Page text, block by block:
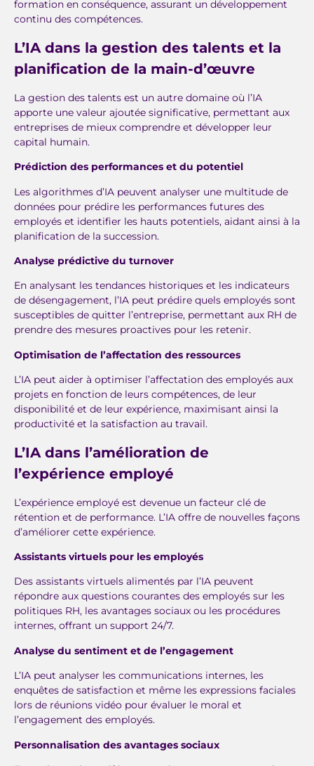
formation en conséquence, assurant un développement
continu des compétences.
L’IA dans la gestion des talents et la
planification de la main-d’œuvre
La gestion des talents est un autre domaine où l’IA
apporte une valeur ajoutée significative, permettant aux
entreprises de mieux comprendre et développer leur
capital humain.
Prédiction des performances et du potentiel
Les algorithmes d’IA peuvent analyser une multitude de
données pour prédire les performances futures des
employés et identifier les hauts potentiels, aidant ainsi à la
planification de la succession.
Analyse prédictive du turnover
En analysant les tendances historiques et les indicateurs
de désengagement, l’IA peut prédire quels employés sont
susceptibles de quitter l’entreprise, permettant aux RH de
prendre des mesures proactives pour les retenir.
Optimisation de l’affectation des ressources
L’IA peut aider à optimiser l’affectation des employés aux
projets en fonction de leurs compétences, de leur
disponibilité et de leur expérience, maximisant ainsi la
productivité et la satisfaction au travail.
L’IA dans l’amélioration de
l’expérience employé
L’expérience employé est devenue un facteur clé de
rétention et de performance. L’IA offre de nouvelles façons
d’améliorer cette expérience.
Assistants virtuels pour les employés
Des assistants virtuels alimentés par l’IA peuvent
répondre aux questions courantes des employés sur les
politiques RH, les avantages sociaux ou les procédures
internes, offrant un support 24/7.
Analyse du sentiment et de l’engagement
L’IA peut analyser les communications internes, les
enquêtes de satisfaction et même les expressions faciales
lors de réunions vidéo pour évaluer le moral et
l’engagement des employés.
Personnalisation des avantages sociaux